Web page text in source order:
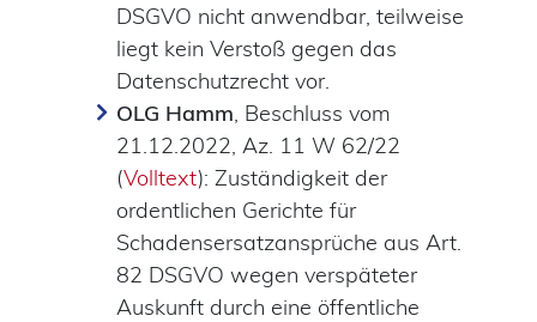
DSGVO nicht anwendbar, teilweise
liegt kein Verstoß gegen das
Datenschutzrecht vor.
OLG Hamm, Beschluss vom
21.12.2022, Az. 11 W 62/22
(Volltext): Zuständigkeit der
ordentlichen Gerichte für
Schadensersatzansprüche aus Art.
82 DSGVO wegen verspäteter
Auskunft durch eine öffentliche